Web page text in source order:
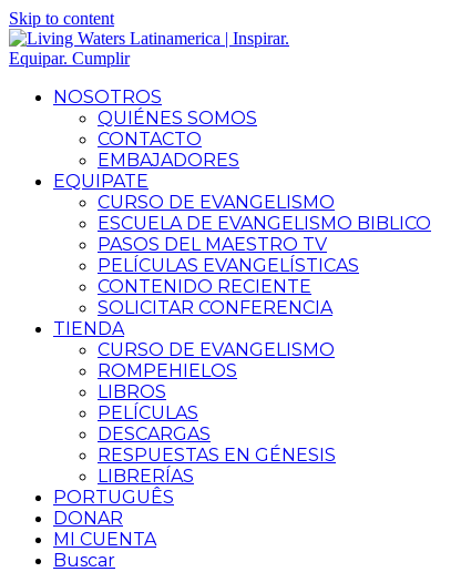
Skip to content
NOSOTROS
QUIÉNES SOMOS
CONTACTO
EMBAJADORES
EQUIPATE
CURSO DE EVANGELISMO
ESCUELA DE EVANGELISMO BIBLICO
PASOS DEL MAESTRO TV
PELÍCULAS EVANGELÍSTICAS
CONTENIDO RECIENTE
SOLICITAR CONFERENCIA
TIENDA
CURSO DE EVANGELISMO
ROMPEHIELOS
LIBROS
PELÍCULAS
DESCARGAS
RESPUESTAS EN GÉNESIS
LIBRERÍAS
PORTUGUÊS
DONAR
MI CUENTA
Buscar